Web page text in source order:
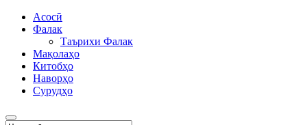
Асосӣ
Фалак
Таърихи Фалак
Мақолаҳо
Китобҳо
Наворҳо
Сурудҳо